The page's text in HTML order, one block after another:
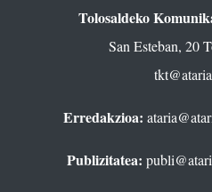
Tolosaldeko
San Esteban, 20
Erredakzioa:
Publizitatea: